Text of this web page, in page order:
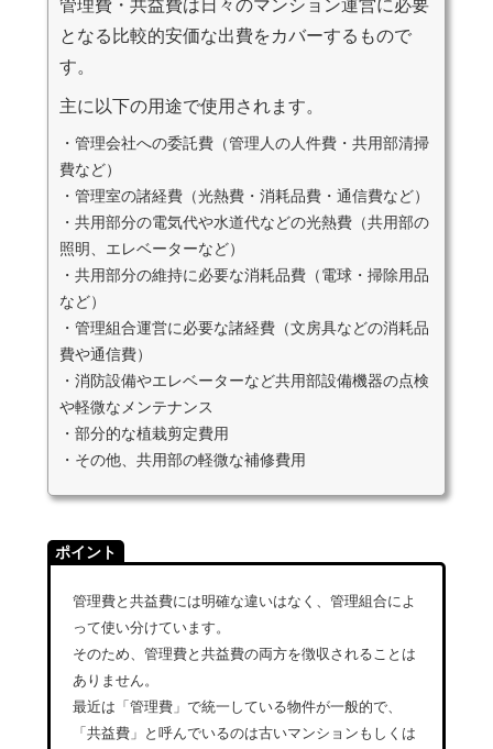
管理費・共益費は日々のマンション運営に必要
となる比較的安価な出費をカバーするもので
す。
主に以下の用途で使用されます。
・管理会社への委託費（管理人の人件費・共用部清掃
費など）
・管理室の諸経費（光熱費・消耗品費・通信費など）
・共用部分の電気代や水道代などの光熱費（共用部の
照明、エレベーターなど）
・共用部分の維持に必要な消耗品費（電球・掃除用品
など）
・管理組合運営に必要な諸経費（文房具などの消耗品
費や通信費）
・消防設備やエレベーターなど共用部設備機器の点検
や軽微なメンテナンス
・部分的な植栽剪定費用
・その他、共用部の軽微な補修費用
ポイント
管理費と共益費には明確な違いはなく、管理組合によ
って使い分けています。
そのため、管理費と共益費の両方を徴収されることは
ありません。
最近は「管理費」で統一している物件が一般的で、
「共益費」と呼んでいるのは古いマンションもしくは